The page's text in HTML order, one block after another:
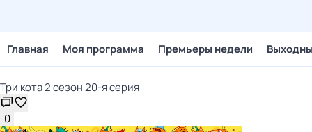
Главная Моя программа Премьеры недели
Три кота 2 сезон 20-я серия
0